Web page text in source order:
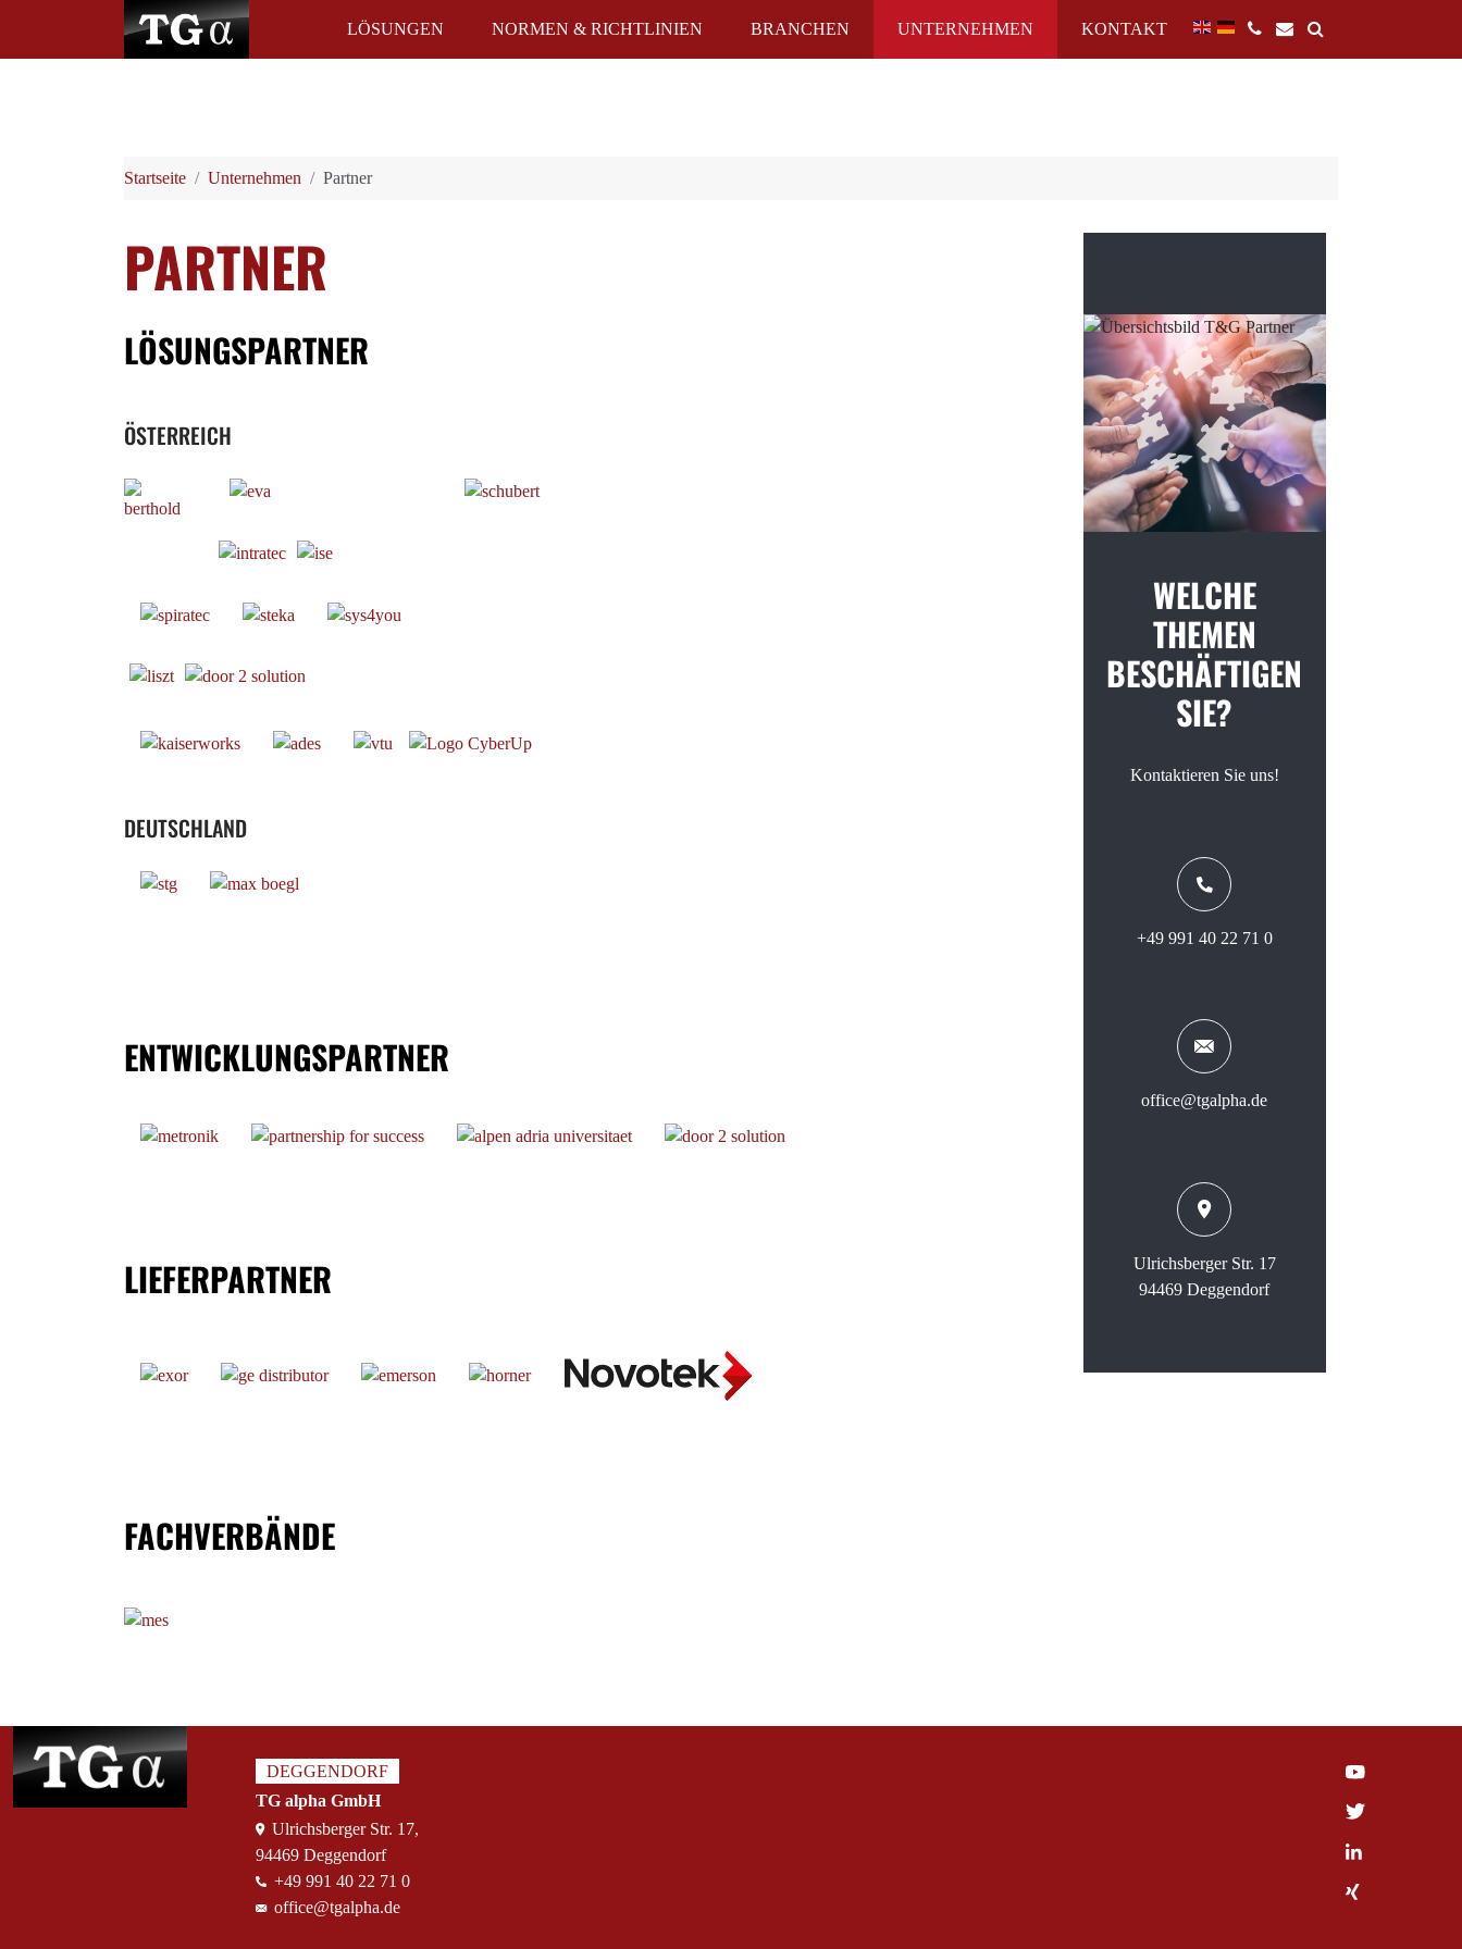
LÖSUNGEN NORMEN & RICHTLINIEN BRANCHEN UNTERNEHMEN KONTAKT
Startseite Unternehmen Partner
PARTNER
LÖSUNGSPARTNER
ÖSTERREICH
DEUTSCHLAND
ENTWICKLUNGSPARTNER
LIEFERPARTNER
FACHVERBÄNDE
WELCHE
THEMEN
BESCHÄFTIGEN
SIE?
Kontaktieren Sie uns!
+49 991 40 22 71 0
office@tgalpha.de
Ulrichsberger Str. 17
94469 Deggendorf
DEGGENDORF
TG alpha GmbH
Ulrichsberger Str. 17,
94469 Deggendorf
+49 991 40 22 71 0
office@tgalpha.de